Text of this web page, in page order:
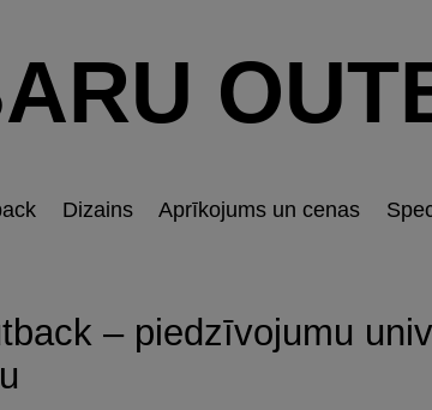
Dizains Aprīkojums un cenas
– piedzīvojumu